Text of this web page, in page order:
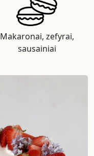
Makaronai, zefyrai,
sausainiai